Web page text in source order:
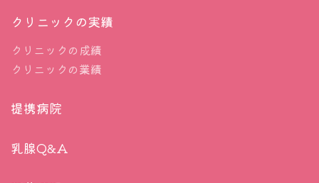
クリニックの実績
クリニックの成績
クリニックの業績
提携病院
乳腺Q&A